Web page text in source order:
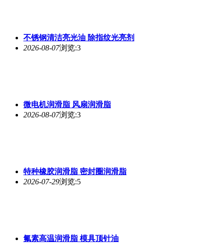
不锈钢清洁亮光油 除指纹光亮剂
2026-08-07浏览:3
微电机润滑脂 风扇润滑脂
2026-08-07浏览:3
特种橡胶润滑脂 密封圈润滑脂
2026-07-29浏览:5
氟素高温润滑脂 模具顶针油